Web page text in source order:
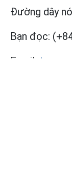
Đường dây
Bạn đọc:
Email: